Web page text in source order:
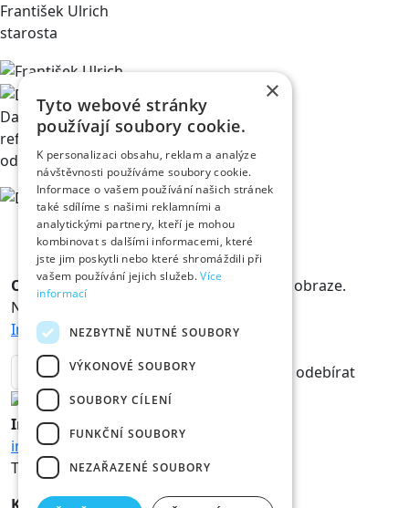
František Ulrich
starosta
David Klazar
referent obchodního
oddělení v divadle
Odběr novinekKrálové a Královny jsou v obraze.
Novinky vám rádi doručíme na mail.
Informace o zpracování osobních údajů
odebírat
Informace
info@hk800.cz
T:
+420 734 561 247
×
Tyto webové stránky
používají soubory cookie.
K personalizaci obsahu, reklam a analýze
návštěvnosti používáme soubory cookie.
Informace o vašem používání našich stránek
také sdílíme s našimi reklamními a
analytickými partnery, kteří je mohou
kombinovat s dalšími informacemi, které
jste jim poskytli nebo které shromáždili při
vašem používání jejich služeb.Více
informací
NEZBYTNĚ NUTNÉ SOUBORY
VÝKONOVÉ SOUBORY
SOUBORY CÍLENÍ
FUNKČNÍ SOUBORY
NEZAŘAZENÉ SOUBORY